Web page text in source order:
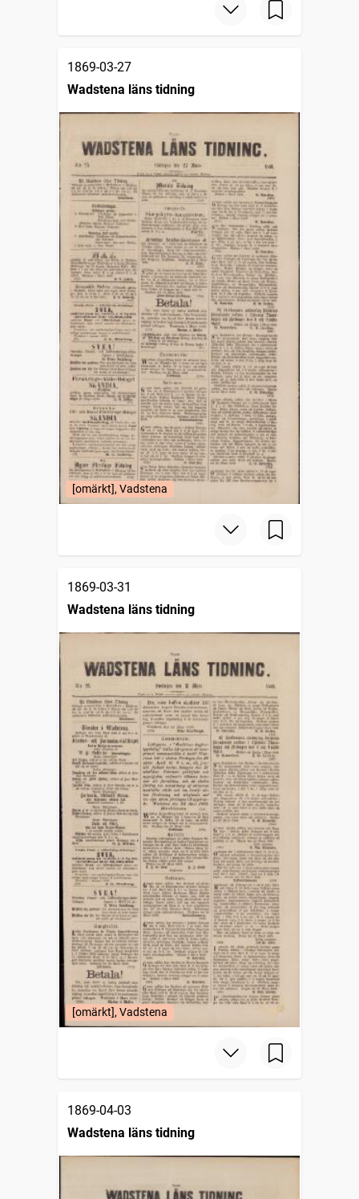
1869-03-27
Wadstena läns tidning
[omärkt], Vadstena
1869-03-31
Wadstena läns tidning
[omärkt], Vadstena
1869-04-03
Wadstena läns tidning